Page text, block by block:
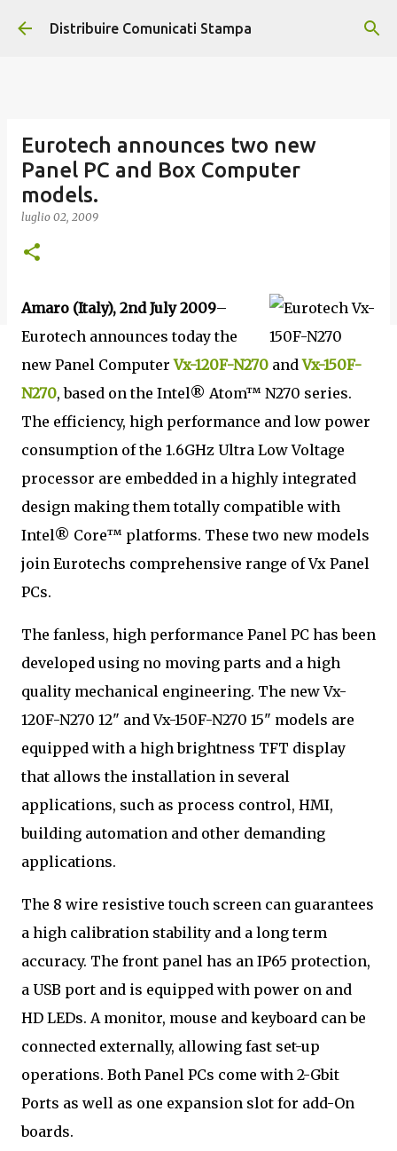
Passa ai contenuti principali
Distribuire Comunicati Stampa
Eurotech announces two new
Panel PC and Box Computer
models.
luglio 02, 2009
Amaro (Italy), 2nd July 2009–
Eurotech announces today the
new Panel ComputerVx-120F-N270 andVx-150F-
N270, based on the Intel® Atom™ N270 series.
The efficiency, high performance and low power
consumption of the 1.6GHz Ultra Low Voltage
processor are embedded in a highly integrated
design making them totally compatible with
Intel® Core™ platforms. These two new models
join Eurotechs comprehensive range of Vx Panel
PCs.
The fanless, high performance Panel PC has been
developed using no moving parts and a high
quality mechanical engineering. The new Vx-
120F-N270 12" and Vx-150F-N270 15" models are
equipped with a high brightness TFT display
that allows the installation in several
applications, such as process control, HMI,
building automation and other demanding
applications.
The 8 wire resistive touch screen can guarantees
a high calibration stability and a long term
accuracy. The front panel has an IP65 protection,
a USB port and is equipped with power on and
HD LEDs. A monitor, mouse and keyboard can be
connected externally, allowing fast set-up
operations. Both Panel PCs come with 2-Gbit
Ports as well as one expansion slot for add-On
boards.